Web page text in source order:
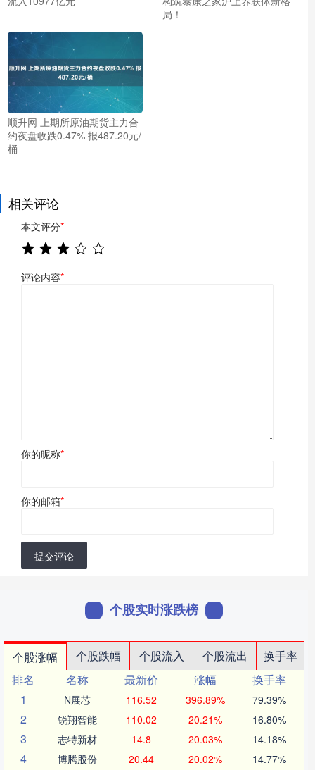
局！
顺升网 上期所原油期货主力合
约夜盘收跌0.47% 报487.20元/
桶
相关评论
本文评分*
评论内容*
你的昵称*
你的邮箱*
提交评论
个股实时涨跌榜
个股涨幅 个股跌幅 个股流入 个股流出
换手率
排名
名称 最新价 涨幅
换手率
1
N展芯 116.52 396.89% 79.39%
2 锐翔智能 110.02 20.21% 16.80%
3 志特新材 14.8 20.03% 14.18%
4 博腾股份 20.44 20.02% 14.77%